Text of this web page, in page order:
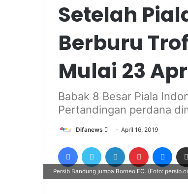
Setelah
Berburu
Mulai 23
Babak 8 Besar Piala
Pertandingan perdana
Difanews
Send
email
April 16, 2019
FacebookTwitter LinkedIn Pinterest
Persib Bandung jumpa Borneo FC. (Foto: